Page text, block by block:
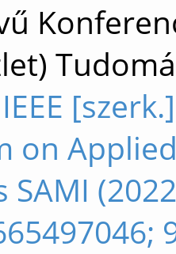
IEEE
on